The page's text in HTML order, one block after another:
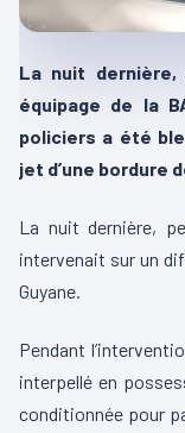
La nuit
équipage de la
policiers a été
jet d’une bordure
La nuit dernière,
intervenait sur un
Guyane.
Pendant
interpellé en
conditionnée pour